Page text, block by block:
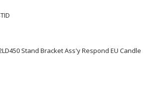
Stand Bracket Ass'y Respond EU Candle